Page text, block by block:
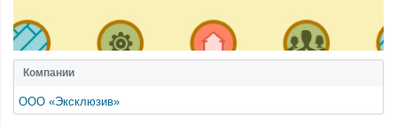
Компании
ООО «Эксклюзив»